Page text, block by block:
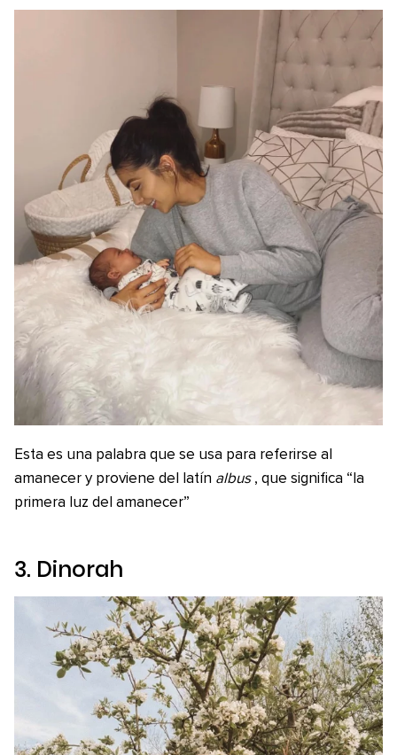
Esta es una palabra que se usa para referirse al
amanecer y proviene del latín albus , que significa “la
primera luz del amanecer”
3. Dinorah